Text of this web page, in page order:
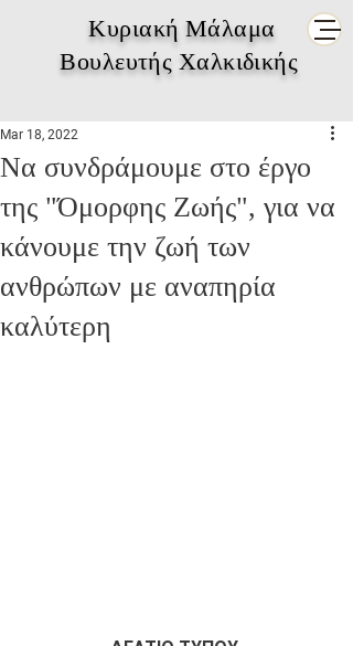
Κυριακή Μάλαμα
Βουλευτής Χαλκιδικής
Να συνδράμουμε στο έργο
της "Όμορφης Ζωής", για να
κάνουμε την ζωή των
ανθρώπων με αναπηρία
καλύτερη
Mar 18, 2022